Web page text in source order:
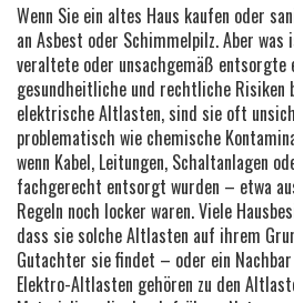
Wenn Sie ein altes Haus kaufen oder
an Asbest oder Schimmelpilz. Aber
veraltete oder unsachgemäß entsorgte
gesundheitliche und rechtliche Risiken
elektrische Altlasten, sind sie oft
problematisch wie chemische
wenn Kabel, Leitungen, Schaltanlagen
fachgerecht entsorgt wurden – etwa
Regeln noch locker waren. Viele
dass sie solche Altlasten auf ihrem
Gutachter sie findet – oder ein
Elektro-Altlasten gehören zu den